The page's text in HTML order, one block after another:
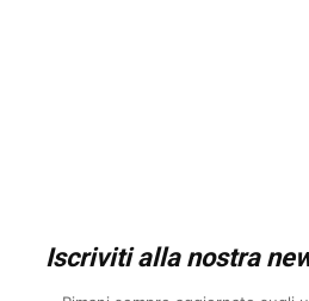
Iscriviti alla nostra